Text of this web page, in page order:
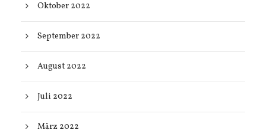
Oktober 2022
September 2022
August 2022
Juli 2022
März 2022